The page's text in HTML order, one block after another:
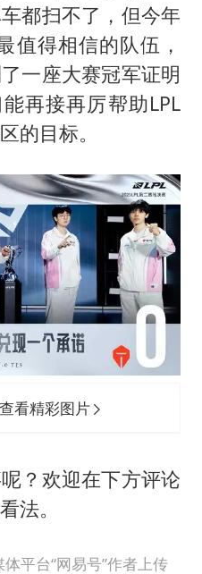
都扫不了，但今年
值得相信的队伍，
一座大赛冠军证明
再接再厉帮助LPL
的目标。
看精彩图片
？欢迎在下方评论
法。
平台“网易号”作者上传